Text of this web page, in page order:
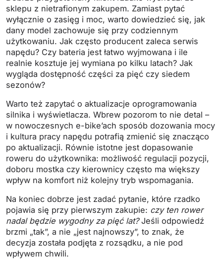
sklepu z nietrafionym zakupem. Zamiast pytać
wyłącznie o zasięg i moc, warto dowiedzieć się, jak
dany model zachowuje się przy codziennym
użytkowaniu. Jak często producent zaleca serwis
napędu? Czy bateria jest łatwo wyjmowana i ile
realnie kosztuje jej wymiana po kilku latach? Jak
wygląda dostępność części za pięć czy siedem
sezonów?
Warto też zapytać o aktualizacje oprogramowania
silnika i wyświetlacza. Wbrew pozorom to nie detal –
w nowoczesnych e-bike’ach sposób dozowania mocy
i kultura pracy napędu potrafią zmienić się znacząco
po aktualizacji. Równie istotne jest dopasowanie
roweru do użytkownika: możliwość regulacji pozycji,
doboru mostka czy kierownicy często ma większy
wpływ na komfort niż kolejny tryb wspomagania.
Na koniec dobrze jest zadać pytanie, które rzadko
pojawia się przy pierwszym zakupie: czy ten rower
nadal będzie wygodny za pięć lat?Jeśli odpowiedź
brzmi „tak”, a nie „jest najnowszy”, to znak, że
decyzja została podjęta z rozsądku, a nie pod
wpływem chwili.